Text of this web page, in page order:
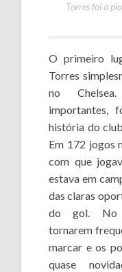
Torres foi a
O primeiro
Torres
no
importantes,
história do
Em 172 jogos
com que
estava em
das claras
do gol. No
tornarem
marcar e os
quase